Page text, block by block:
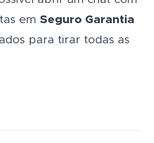
em Seguro Garantia
para tirar todas as